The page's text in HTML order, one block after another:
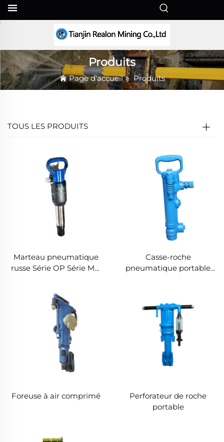
Produits
Page d'accueil>Produits
TOUS LES PRODUITS
Marteau pneumatique
russe Série OP Série MO
Casse-roche
pneumatique portable
Foreuse à air comprimé
Perforateur de roche
portable